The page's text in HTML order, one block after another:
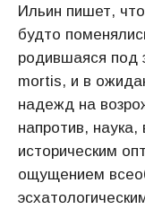
Ильин пишет,
будто
родившаяся под
mortis, и в
надежд на
напротив,
историческим
ощущением